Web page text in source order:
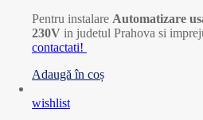
Pentru instalare Automatizare
230V in judetul Prahova si
contactati!
Adaugă în coș
wishlist